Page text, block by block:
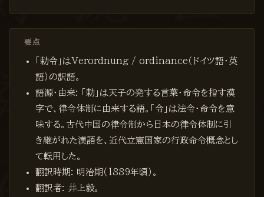
要点
「勅令」はVerordnung / ordinance（ドイツ語・英
語）の訳語。
語源・由来: 「勅」は天子の発する言葉・命令を指す漢
字で、律令体制に由来する語。「令」は法令・命令を意
味する。古代中国の律令制から日本の律令体制に引
き継がれた漢語を、近代立憲国家の行政命令概念とし
て転用した。
翻訳時期: 明治期（1889年頃）。
翻訳者: 井上毅。